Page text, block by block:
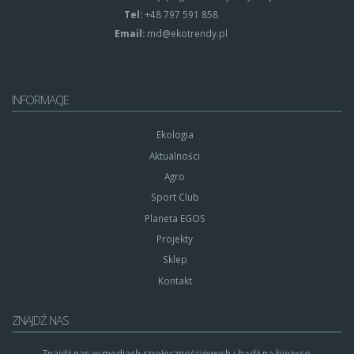
Tel:+48 797 591 858
Email: md@ekotrendy.pl
INFORMACJE
Ekologia
Aktualności
Agro
Sport Club
Planeta EGOS
Projekty
Sklep
Kontakt
ZNAJDŹ NAS